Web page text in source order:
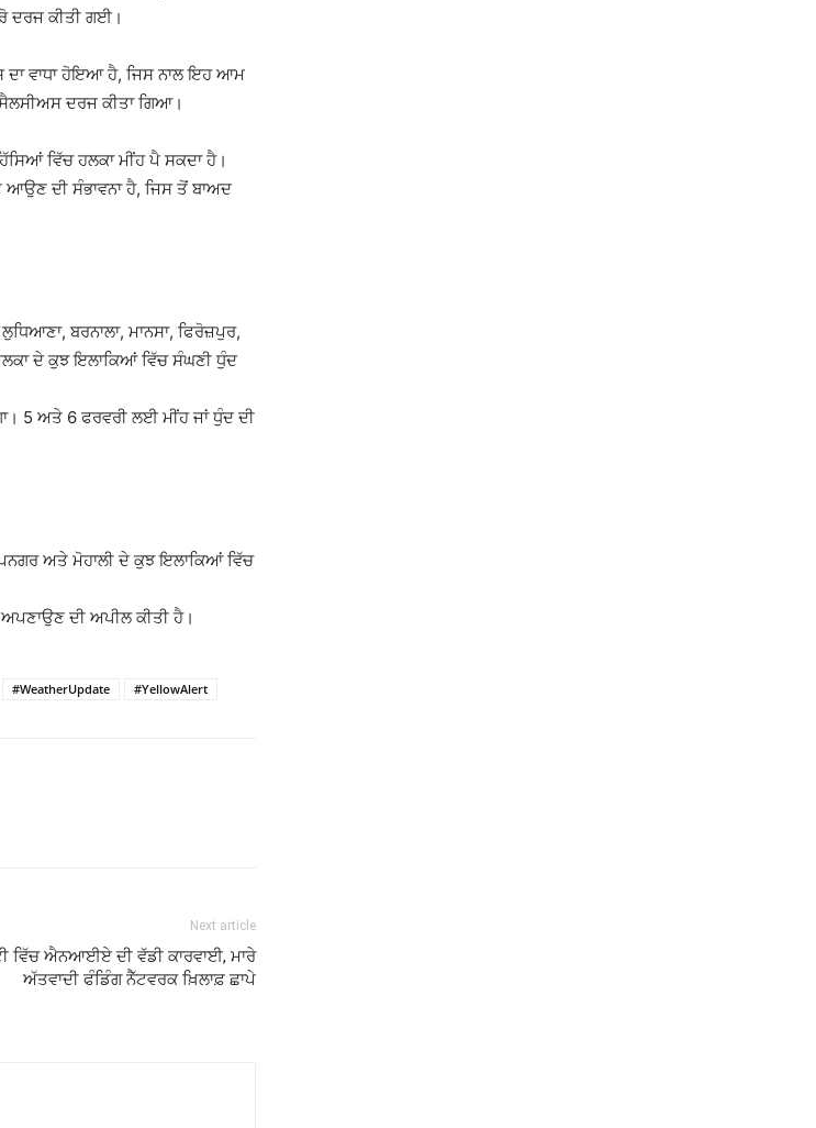
ਦਰਜ ਕੀਤੀ ਗਈ।
ਦਾ ਵਾਧਾ ਹੋਇਆ ਹੈ, ਜਿਸ ਨਾਲ ਇਹ ਆਮ
ਦਰਜ ਕੀਤਾ ਗਿਆ।
ਵਿੱਚ ਹਲਕਾ ਮੀਂਹ ਪੈ ਸਕਦਾ ਹੈ।
ਆਉਣ ਦੀ ਸੰਭਾਵਨਾ ਹੈ, ਜਿਸ ਤੋਂ ਬਾਅਦ
ਬਰਨਾਲਾ, ਮਾਨਸਾ, ਫਿਰੋਜ਼ਪੁਰ,
ਦੇ ਕੁਝ ਇਲਾਕਿਆਂ ਵਿੱਚ ਸੰਘਣੀ ਧੁੰਦ
5 ਅਤੇ 6 ਫਰਵਰੀ ਲਈ ਮੀਂਹ ਜਾਂ ਧੁੰਦ ਦੀ
ਅਤੇ ਮੋਹਾਲੀ ਦੇ ਕੁਝ ਇਲਾਕਿਆਂ ਵਿੱਚ
ਦੀ ਅਪੀਲ ਕੀਤੀ ਹੈ।
#WeatherUpdate #YellowAlert
Next article
ਵਿੱਚ ਐਨਆਈਏ ਦੀ ਵੱਡੀ ਕਾਰਵਾਈ, ਮਾਰੇ
ਅੱਤਵਾਦੀ ਫੰਡਿੰਗ ਨੈੱਟਵਰਕ ਖ਼ਿਲਾਫ਼ ਛਾਪੇ